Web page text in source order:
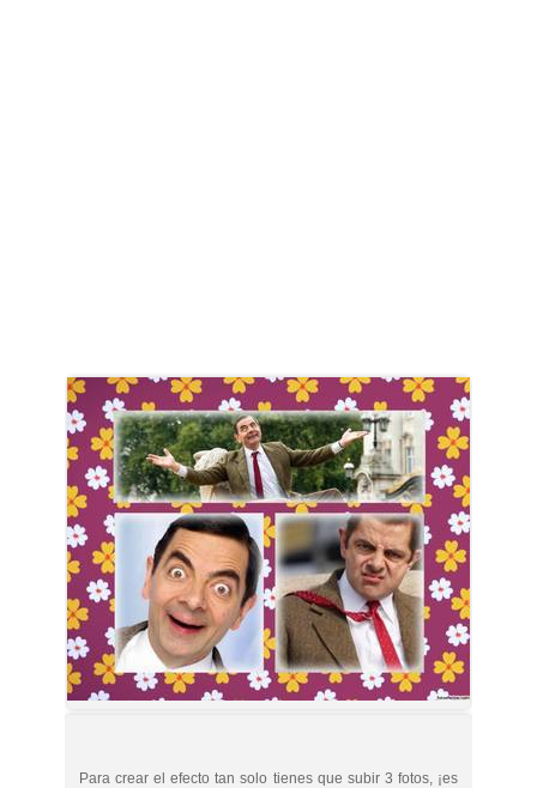
Para crear el efecto tan solo tienes que subir 3 fotos, ¡es